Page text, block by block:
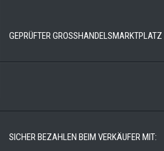
GEPRÜFTER GROSSHANDELSMARKTPLATZ
SICHER BEZAHLEN BEIM VERKÄUFER MIT: